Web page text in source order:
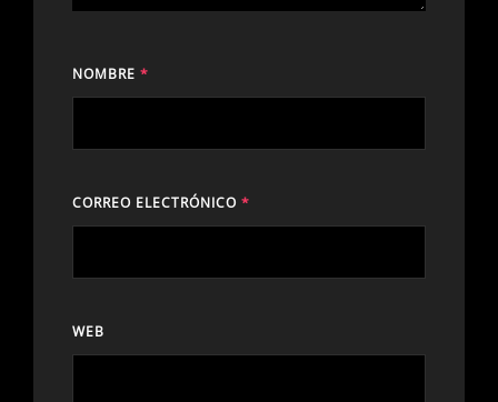
NOMBRE *
CORREO ELECTRÓNICO *
WEB